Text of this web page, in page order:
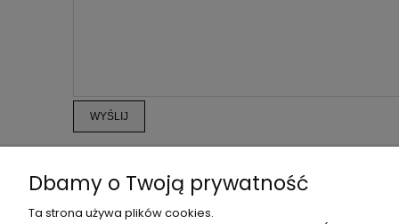
WYŚLIJ
Dbamy o Twoją prywatność
Ta strona używa plików cookies.